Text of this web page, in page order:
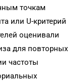
точкам
или U-критерий
оценивали
для повторных
частоты